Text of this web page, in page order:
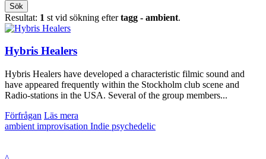
Sök
Resultat: 1 st vid sökning eftertagg - ambient.
Hybris Healers
Hybris Healers have developed a characteristic filmic sound and
have appeared frequently within the Stockholm club scene and
Radio-stations in the USA. Several of the group members...
Förfrågan Läs mera
ambient improvisation Indie psychedelic